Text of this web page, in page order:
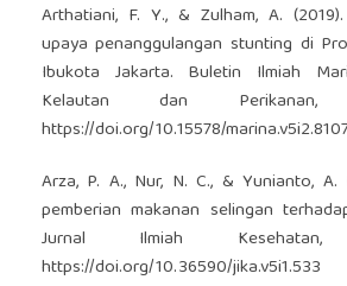
Arthatiani, F. Y., & Zulham, A.
upaya penanggulangan stunting di
Ibukota Jakarta. Buletin Ilmiah
Kelautan dan
https://doi.org/10.15578/
Arza, P. A., Nur, N. C., & Yunianto,
pemberian makanan selingan
Jurnal Ilmiah
https://doi.org/10.36590/jika.v5i1.533